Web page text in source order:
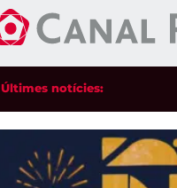
Últimes notícies: